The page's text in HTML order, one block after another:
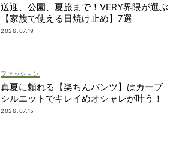
送迎、公園、夏旅まで！VERY界隈が選ぶ
【家族で使える日焼け止め】7選
2026.07.19
ファッション
真夏に頼れる【楽ちんパンツ】はカーブ
シルエットでキレイめオシャレが叶う！
2026.07.15